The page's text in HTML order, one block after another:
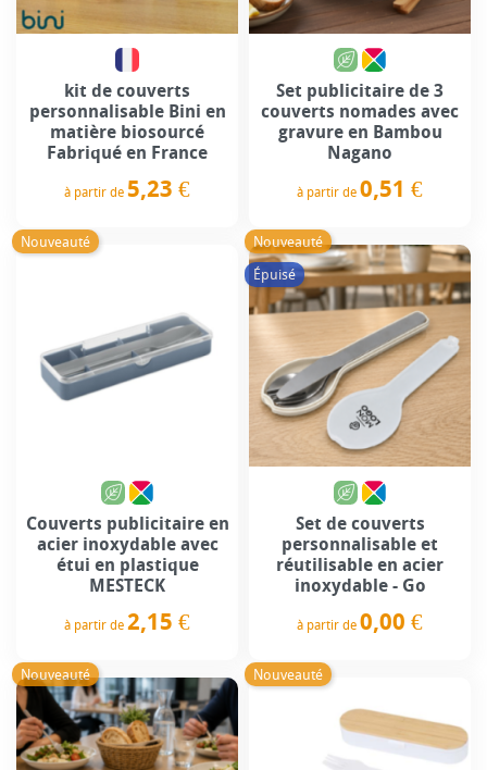
kit de couverts
personnalisable Bini en
matière biosourcé
Fabriqué en France
à partir de 5,23 €
Set publicitaire de 3
couverts nomades avec
gravure en Bambou
Nagano
à partir de 0,51 €
Nouveauté
Couverts publicitaire en
acier inoxydable avec
étui en plastique
MESTECK
à partir de 2,15 €
Nouveauté
Épuisé
Set de couverts
personnalisable et
réutilisable en acier
inoxydable - Go
à partir de 0,00 €
Nouveauté Nouveauté